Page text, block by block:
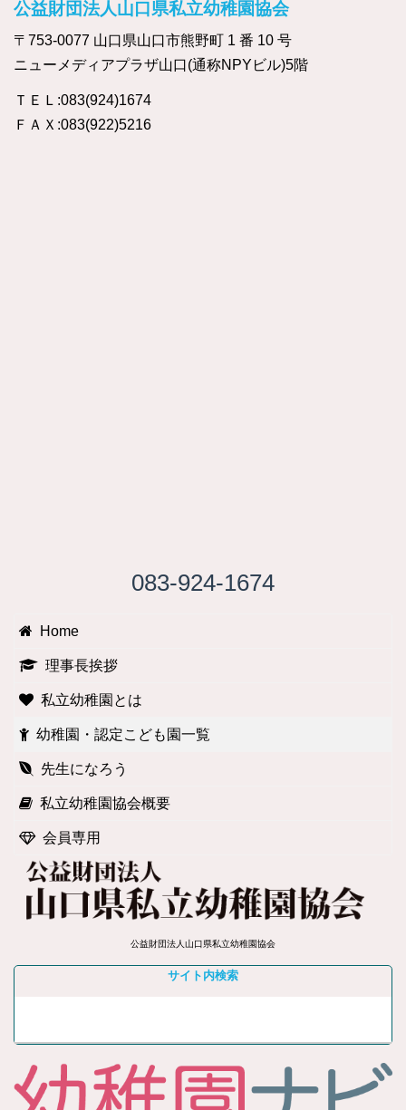
公益財団法人山口県私立幼稚園協会
〒753-0077 山口県山口市熊野町 1 番 10 号
ニューメディアプラザ山口(通称NPYビル)5階
ＴＥＬ:083(924)1674
ＦＡＸ:083(922)5216
083-924-1674
Home
理事長挨拶
私立幼稚園とは
幼稚園・認定こども園一覧
先生になろう
私立幼稚園協会概要
会員専用
公益財団法人山口県私立幼稚園協会
サイト内検索